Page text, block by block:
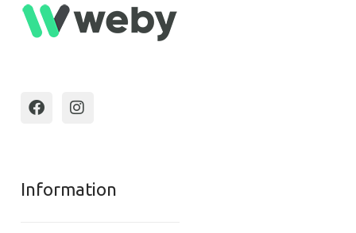
Information